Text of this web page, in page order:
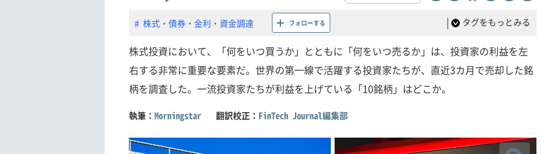
株式・債券・金利・資金調達 フォローする | タグをもっとみる
株式投資において、「何をいつ買うか」とともに「何をいつ売るか」は、投資家の利益を左
右する非常に重要な要素だ。世界の第一線で活躍する投資家たちが、直近3カ月で売却した銘
柄を調査した。一流投資家たちが利益を上げている「10銘柄」はどこか。
執筆： Morningstar 翻訳校正： FinTech Journal編集部